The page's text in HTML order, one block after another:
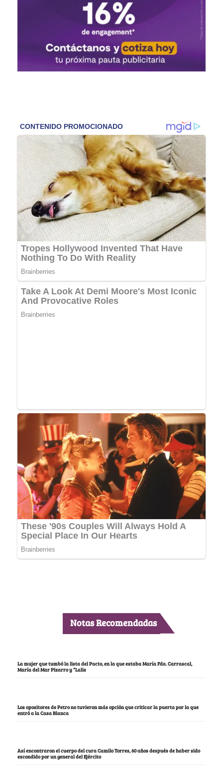
Notas Recomendadas
La mujer que tumbó la lista del Pacto, en la que estaba María Fda. Carrascal,
María del Mar Pizarro y “Lalis
Los opositores de Petro no tuvieron más opción que criticar la puerta por la que
entró a la Casa Blanca
Así encontraron el cuerpo del cura Camilo Torres, 60 años después de haber sido
escondido por un general del Ejército